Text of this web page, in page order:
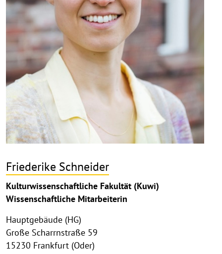
Friederike Schneider
Kulturwissenschaftliche Fakultät (Kuwi)
Wissenschaftliche Mitarbeiterin
Hauptgebäude (HG)
Große Scharrnstraße 59
15230 Frankfurt (Oder)